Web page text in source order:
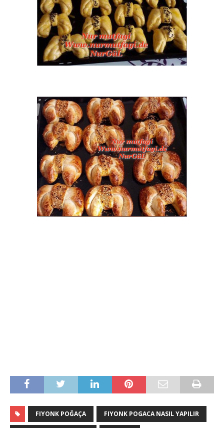
FIYONK POĞAÇA FIYONK POGACA NASIL YAPILIR